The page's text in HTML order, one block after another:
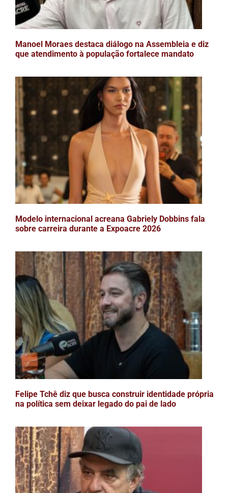
Manoel Moraes destaca diálogo na Assembleia e diz
que atendimento à população fortalece mandato
Modelo internacional acreana Gabriely Dobbins fala
sobre carreira durante a Expoacre 2026
Felipe Tchê diz que busca construir identidade própria
na política sem deixar legado do pai de lado